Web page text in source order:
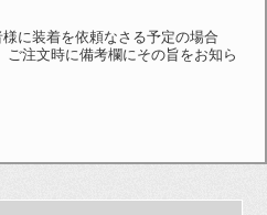
に装着を依頼なさる予定の場合
注文時に備考欄にその旨をお知ら